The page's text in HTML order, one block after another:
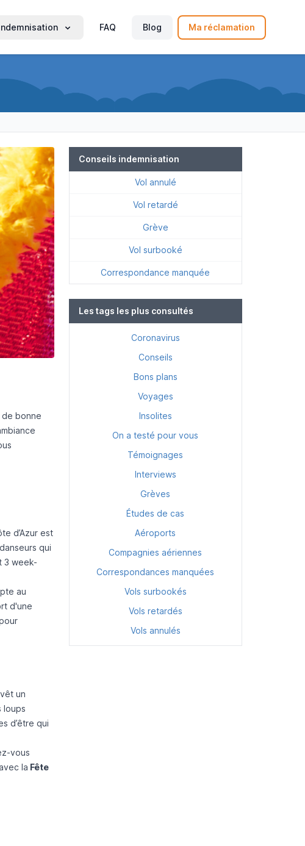
FAQ Blog Ma réclamation
bonne
d’Azur est
qui
3 week-
au
d'une
un
loups
d’être qui
vous
la Fête
Conseils indemnisation
Vol annulé
Vol retardé
Grève
Vol surbooké
Correspondance manquée
Les tags les plus consultés
Coronavirus
Conseils
Bons plans
Voyages
Insolites
On a testé pour vous
Témoignages
Interviews
Grèves
Études de cas
Aéroports
Compagnies aériennes
Correspondances manquées
Vols surbookés
Vols retardés
Vols annulés